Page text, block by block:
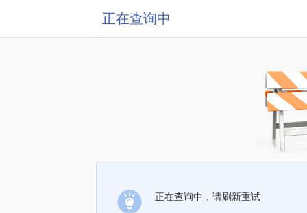
正在查询中
正在查询中，请刷新重试